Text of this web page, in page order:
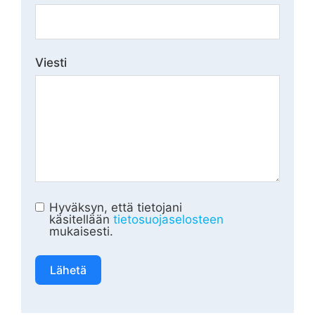
Viesti
Hyväksyn, että tietojani
käsitellään tietosuojaselosteen
mukaisesti.
Lähetä